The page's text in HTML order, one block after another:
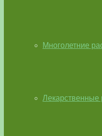
Многолетние
Лекарственные